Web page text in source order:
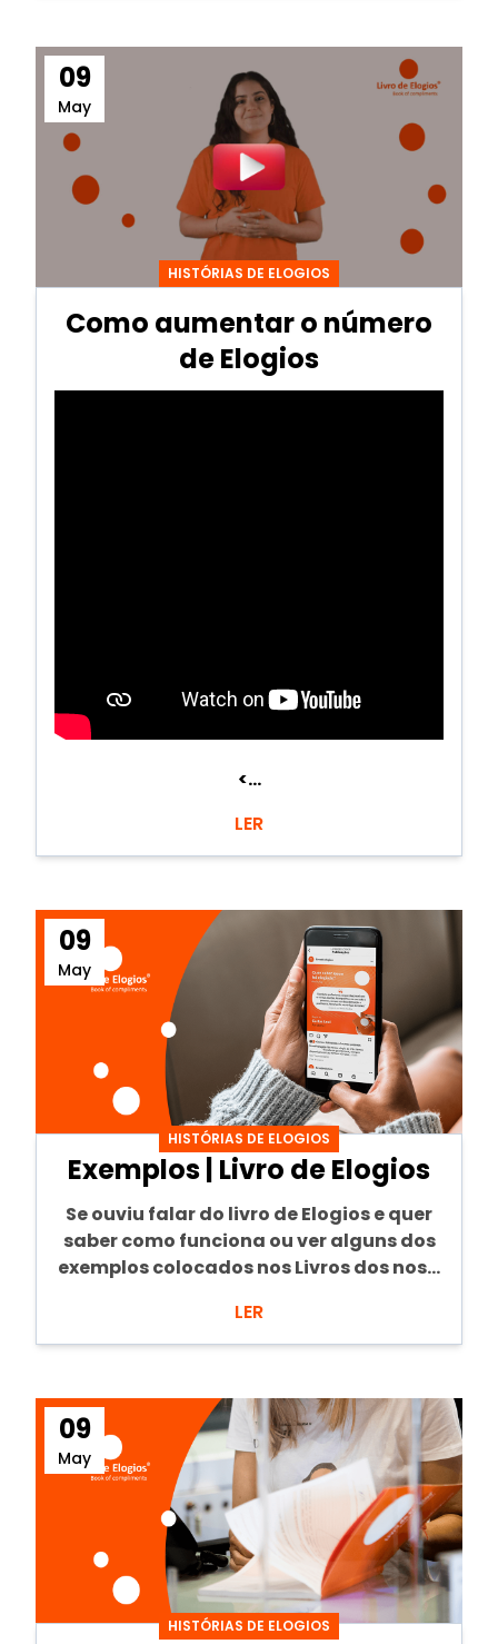
09
May
HISTÓRIAS DE ELOGIOS
Como aumentar o número
de Elogios
<...
LER
09
May
HISTÓRIAS DE ELOGIOS
Exemplos | Livro de Elogios
Se ouviu falar do livro de Elogios e quer
saber como funciona ou ver alguns dos
exemplos colocados nos Livros dos nos...
LER
09
May
HISTÓRIAS DE ELOGIOS